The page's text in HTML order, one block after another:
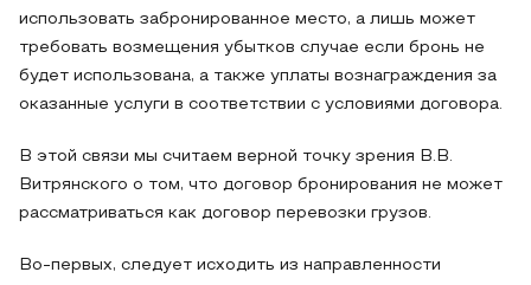
использовать забронированное место, а лишь может
требовать возмещения убытков случае если бронь не
будет использована, а также уплаты вознаграждения за
оказанные услуги в соответствии с условиями договора.
В этой связи мы считаем верной точку зрения В.В.
Витрянского о том, что договор бронирования не может
рассматриваться как договор перевозки грузов.
Во-первых, следует исходить из направленности